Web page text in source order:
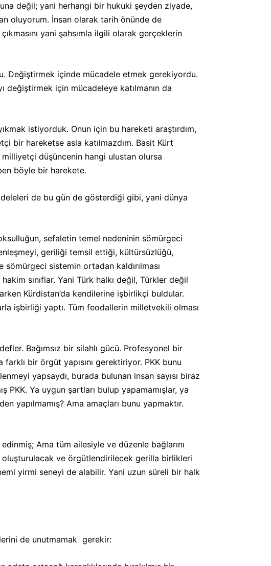
değil; yani herhangi bir hukuki şeyden ziyade,
oluyorum. İnsan olarak tarih önünde de
yani şahsımla ilgili olarak gerçeklerin
Değiştirmek içinde mücadele etmek gerekiyordu.
değiştirmek için mücadeleye katılmanın da
istiyorduk. Onun için bu hareketi araştırdım,
bir hareketse asla katılmazdım. Basit Kürt
düşüncenin hangi ulustan olursa
böyle bir harekete.
de bu gün de gösterdiği gibi, yani dünya
sefaletin temel nedeninin sömürgeci
geriliği temsil ettiği, kültürsüzlüğü,
sistemin ortadan kaldırılması
sınıflar. Yani Türk halkı değil, Türkler değil
Kürdistan’da kendilerine işbirlikçi buldular.
işbirliği yaptı. Tüm feodallerin milletvekili olması
Bağımsız bir silahlı gücü. Profesyonel bir
bir örgüt yapısını gerektiriyor. PKK bunu
yapsaydı, burada bulunan insan sayısı biraz
Ya uygun şartları bulup yapamamışlar, ya
yapılmamış? Ama amaçları bunu yapmaktır.
Ama tüm ailesiyle ve düzenle bağlarını
ve örgütlendirilecek gerilla birlikleri
yirmi seneyi de alabilir. Yani uzun süreli bir halk
de unutmamak gerekir: